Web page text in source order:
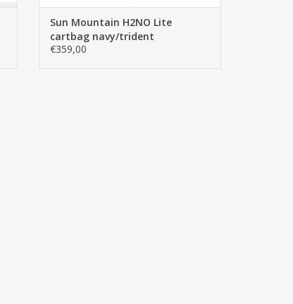
Sun Mountain H2NO Lite
cartbag navy/trident
€359,00